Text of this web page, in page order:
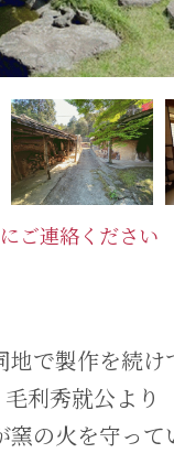
ご連絡ください
で製作を続け
利秀就公より
の火を守って